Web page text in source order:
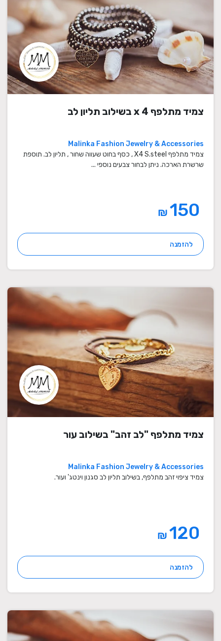
צמיד מתלפף x 4 בשילוב תליון לב
Malinka Fashion Jewelry & Accessories
צמיד מתלפף X4 S.steel , כסף בחוט שעווה שחור , תליון לב. תוספת
שרשרת הארכה. ניתן לבחור צבעים נוספי ...
₪
להזמנה
צמיד מתלפף "לב זהב" בשילוב עור
Malinka Fashion Jewelry & Accessories
צמיד ציפוי זהב מתלפף, בשילוב תליון לב סגנון וינטג' ועור.
₪
להזמנה